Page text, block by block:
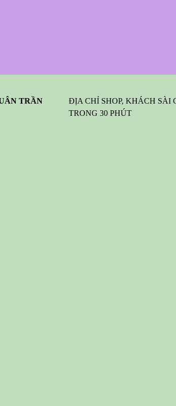
TRẦN
ĐỊA CHỈ SHOP, KHÁCH SÀI
TRONG 30 PHÚT